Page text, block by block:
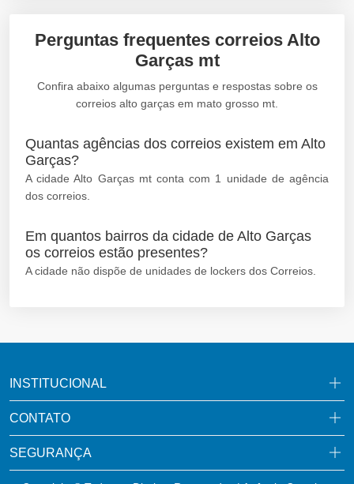
Perguntas frequentes correios Alto
Garças mt
Confira abaixo algumas perguntas e respostas sobre os
correios alto garças em mato grosso mt.
Quantas agências dos correios existem em Alto
Garças?
A cidade Alto Garças mt conta com 1 unidade de agência
dos correios.
Em quantos bairros da cidade de Alto Garças
os correios estão presentes?
A cidade não dispõe de unidades de lockers dos Correios.
INSTITUCIONAL
CONTATO
SEGURANÇA